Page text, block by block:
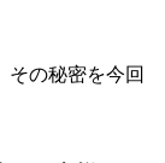
の秘密を今回